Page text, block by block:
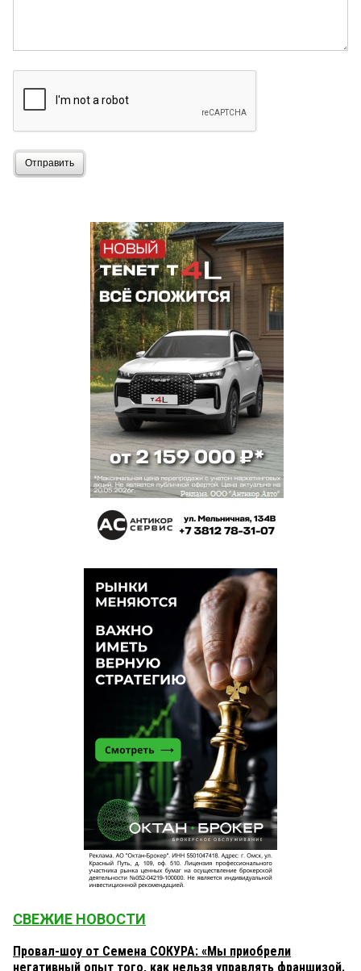
Отправить
СВЕЖИЕ НОВОСТИ
Провал-шоу от Семена СОКУРА: «Мы приобрели
негативный опыт того, как нельзя управлять франшизой.